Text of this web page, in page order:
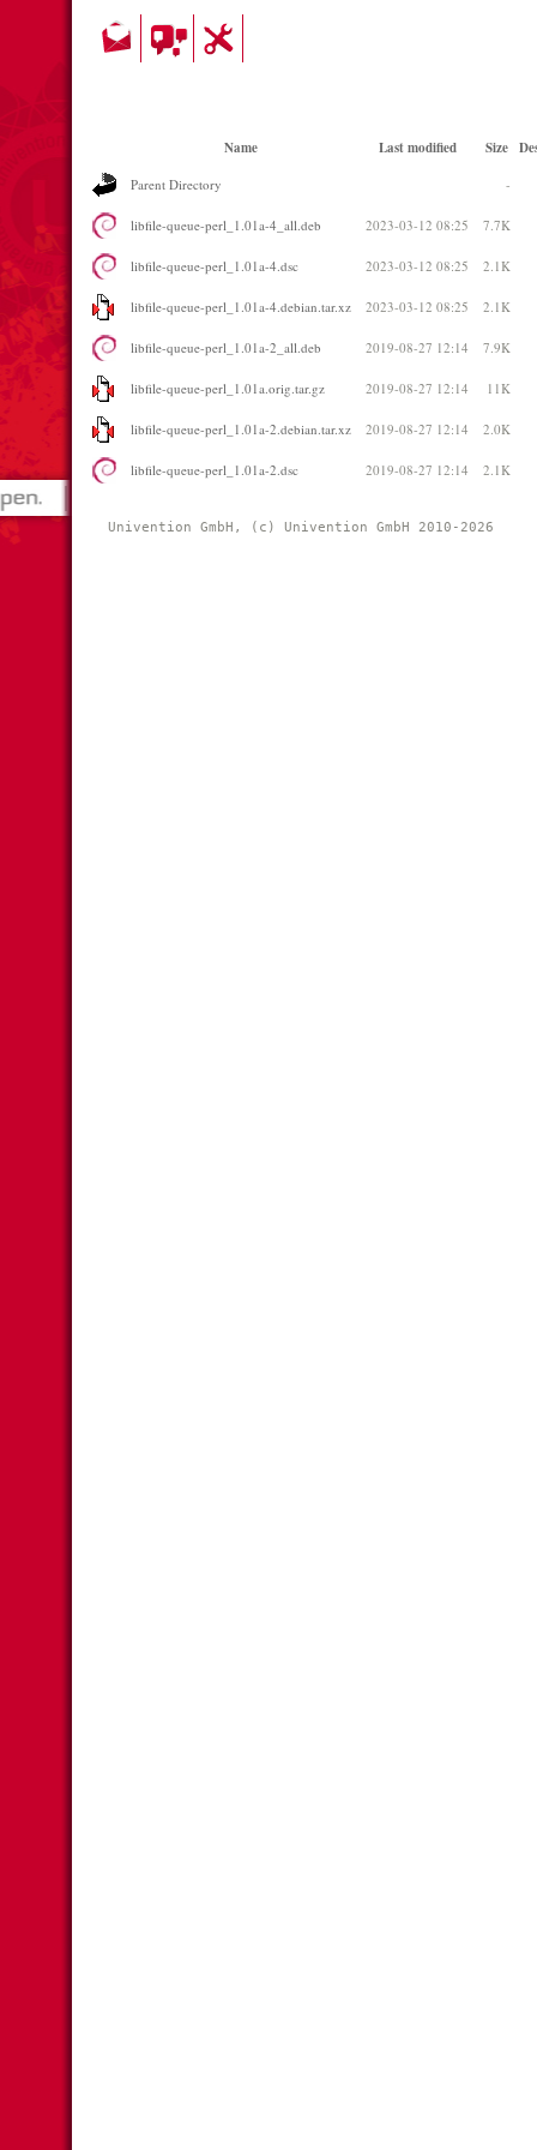
Name Last modified Size
Parent Directory -
libfile-queue-perl_1.01a-4_all.deb 2023-03-12 08:25 7.7K
libfile-queue-perl_1.01a-4.dsc 2023-03-12 08:25 2.1K
libfile-queue-perl_1.01a-4.debian.tar.xz 2023-03-12 08:25 2.1K
libfile-queue-perl_1.01a-2_all.deb 2019-08-27 12:14 7.9K
libfile-queue-perl_1.01a.orig.tar.gz 2019-08-27 12:14 11K
libfile-queue-perl_1.01a-2.debian.tar.xz 2019-08-27 12:14 2.0K
libfile-queue-perl_1.01a-2.dsc 2019-08-27 12:14 2.1K
Univention GmbH, (c) Univention GmbH 2010-2026